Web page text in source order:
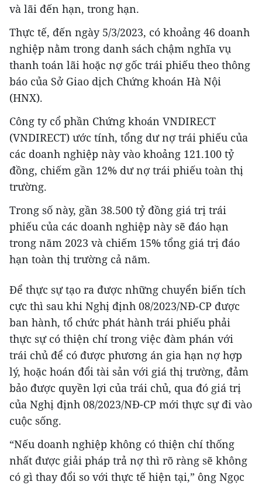
và lãi đến hạn, trong hạn.
Thực tế, đến ngày 5/3/2023, có khoảng 46 doanh
nghiệp nằm trong danh sách chậm nghĩa vụ
thanh toán lãi hoặc nợ gốc trái phiếu theo thông
báo của Sở Giao dịch Chứng khoán Hà Nội
(HNX).
Công ty cổ phần Chứng khoán VNDIRECT
(VNDIRECT) ước tính, tổng dư nợ trái phiếu của
các doanh nghiệp này vào khoảng 121.100 tỷ
đồng, chiếm gần 12% dư nợ trái phiếu toàn thị
trường.
Trong số này, gần 38.500 tỷ đồng giá trị trái
phiếu của các doanh nghiệp này sẽ đáo hạn
trong năm 2023 và chiếm 15% tổng giá trị đáo
hạn toàn thị trường cả năm.
Để thực sự tạo ra được những chuyển biến tích
cực thì sau khi Nghị định 08/2023/NĐ-CP được
ban hành, tổ chức phát hành trái phiếu phải
thực sự có thiện chí trong việc đàm phán với
trái chủ để có được phương án gia hạn nợ hợp
lý, hoặc hoán đổi tài sản với giá thị trường, đảm
bảo được quyền lợi của trái chủ, qua đó giá trị
của Nghị định 08/2023/NĐ-CP mới thực sự đi vào
cuộc sống.
“Nếu doanh nghiệp không có thiện chí thống
nhất được giải pháp trả nợ thì rõ ràng sẽ không
có gì thay đổi so với thực tế hiện tại,” ông Ngọc